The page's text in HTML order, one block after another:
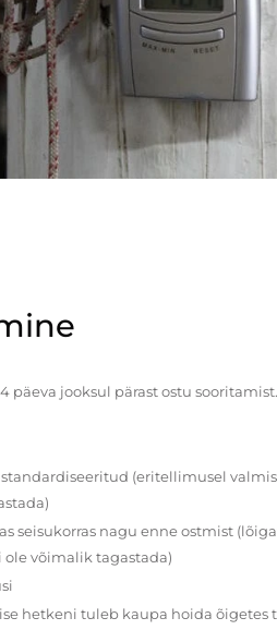
päeva jooksul pärast ostu sooritamist.
(eritellimusel
seisukorras nagu enne ostmist
võimalik tagastada)
hetkeni tuleb kaupa hoida õigetes